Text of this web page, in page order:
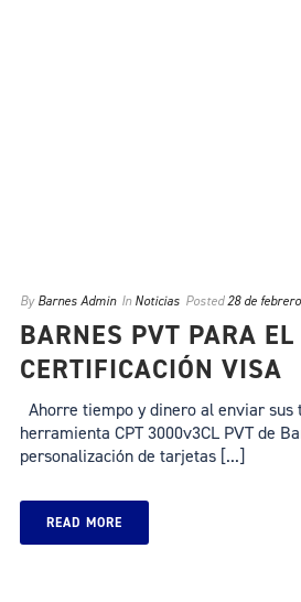
By Barnes Admin In Noticias Posted 28 de
BARNES PVT PARA
CERTIFICACIÓN VISA
Ahorre tiempo y dinero al enviar
herramienta CPT 3000v3CL PVT de
personalización de tarjetas [...]
READ MORE